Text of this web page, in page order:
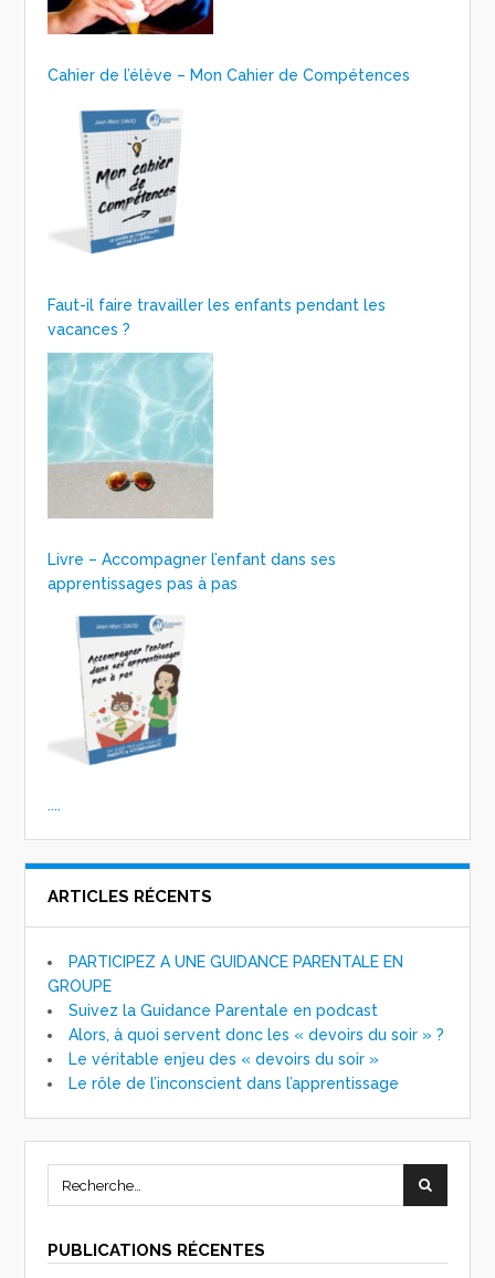
Cahier de l’élève – Mon Cahier de Compétences
Faut-il faire travailler les enfants pendant les
vacances ?
Livre – Accompagner l’enfant dans ses
apprentissages pas à pas
....
ARTICLES RÉCENTS
PARTICIPEZ A UNE GUIDANCE PARENTALE EN
GROUPE
Suivez la Guidance Parentale en podcast
Alors, à quoi servent donc les « devoirs du soir » ?
Le véritable enjeu des « devoirs du soir »
Le rôle de l’inconscient dans l’apprentissage
PUBLICATIONS RÉCENTES